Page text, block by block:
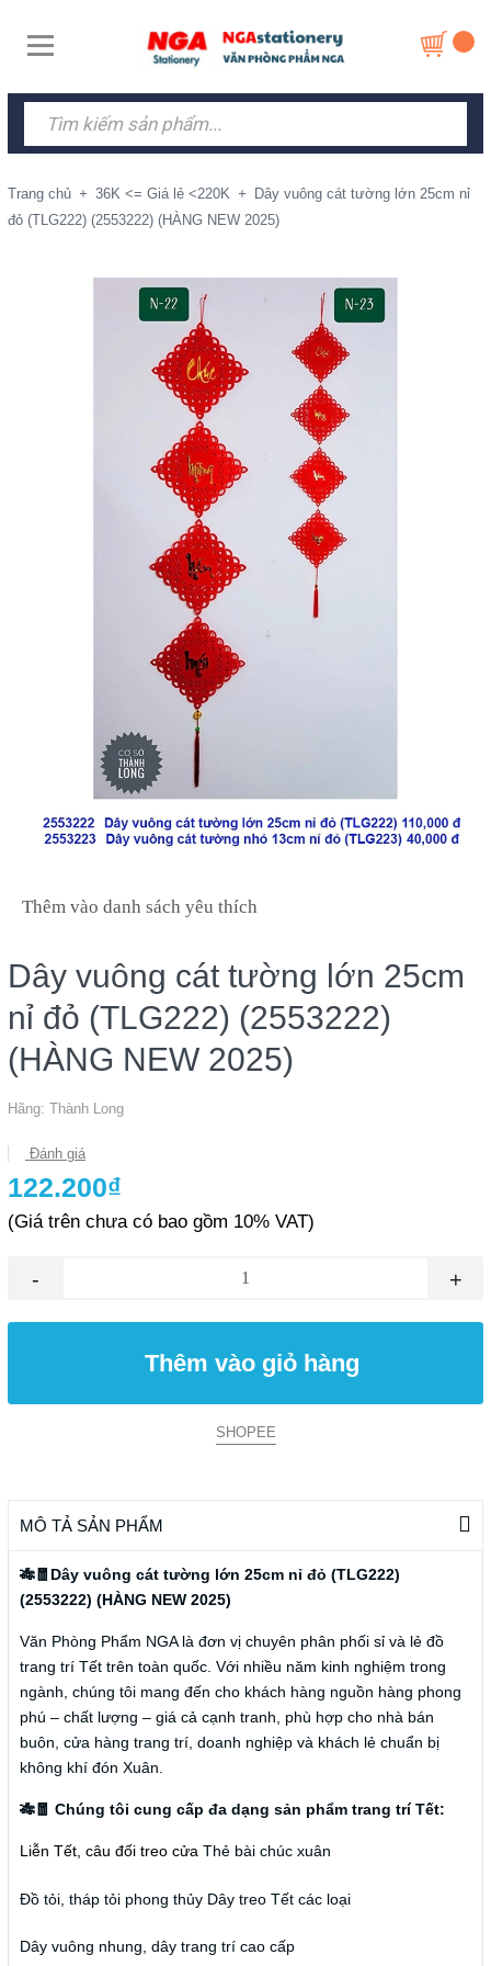
Trang chủ + 36K <= Giá lẻ <220K +
Dây vuông cát tường lớn 25cm nỉ
đỏ (TLG222) (2553222) (HÀNG NEW 2025)
Thêm vào danh sách yêu thích
Dây vuông cát tường lớn 25cm
nỉ đỏ (TLG222) (2553222)
(HÀNG NEW 2025)
Hãng: Thành Long
Đánh giá
122.200₫
(Giá trên chưa có bao gồm 10% VAT)
- +
Thêm vào giỏ hàng
SHOPEE
MÔ TẢ SẢN PHẨM
🎋🧧Dây vuông cát tường lớn 25cm nỉ đỏ (TLG222)
(2553222) (HÀNG NEW 2025)
Văn Phòng Phẩm NGA là đơn vị chuyên phân phối sỉ và lẻ đồ
trang trí Tết trên toàn quốc. Với nhiều năm kinh nghiệm trong
ngành, chúng tôi mang đến cho khách hàng nguồn hàng phong
phú – chất lượng – giá cả cạnh tranh, phù hợp cho nhà bán
buôn, cửa hàng trang trí, doanh nghiệp và khách lẻ chuẩn bị
không khí đón Xuân.
🎋🧧 Chúng tôi cung cấp đa dạng sản phẩm trang trí Tết:
Liễn Tết, câu đối treo cửa Thẻ bài chúc xuân
Đồ tỏi, tháp tỏi phong thủy Dây treo Tết các loại
Dây vuông nhung, dây trang trí cao cấp